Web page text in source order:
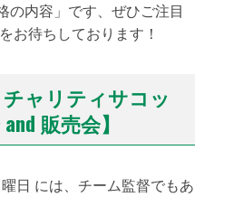
の内容」です、ぜひご注目
お待ちしております！
チャリティサコッ
販売会】
日 には、チーム監督でもあ